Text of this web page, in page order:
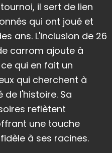
il sert de lien
qui ont joué et
ans. L'inclusion de 26
carrom ajoute à
qui en fait un
qui cherchent à
l'histoire. Sa
reflètent
une touche
à ses racines.